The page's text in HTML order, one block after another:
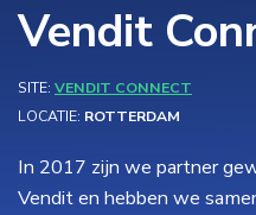
Vendit
SITE: VENDIT CONNECT
LOCATIE: ROTTERDAM
In 2017 zijn we partner
Vendit en hebben we